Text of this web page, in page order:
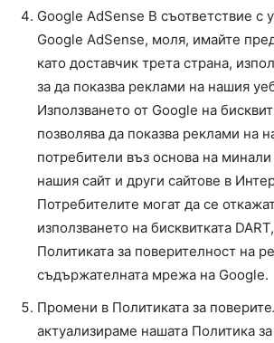
Google AdSense В съответствие с
Google AdSense, моля, имайте
като доставчик трета страна,
за да показва реклами на нашия
Използването от Google на
позволява да показва реклами на
потребители въз основа на
нашия сайт и други сайтове в
Потребителите могат да се
използването на бисквитката
Политиката за поверителност на
съдържателната мрежа на Google.
Промени в Политиката за
актуализираме нашата Политика